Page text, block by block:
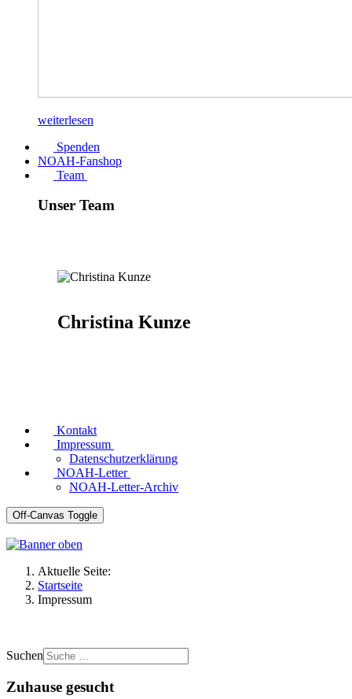
weiterlesen
Spenden
NOAH-Fanshop
Team
Unser Team
Christina Kunze
Kontakt
Impressum
Datenschutzerklärung
NOAH-Letter
NOAH-Letter-Archiv
Off-Canvas Toggle
Aktuelle Seite:
Startseite
Impressum
Suchen
Zuhause gesucht